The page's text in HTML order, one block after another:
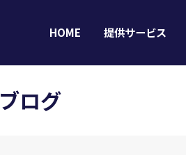
HOME 提供サービス
ブログ